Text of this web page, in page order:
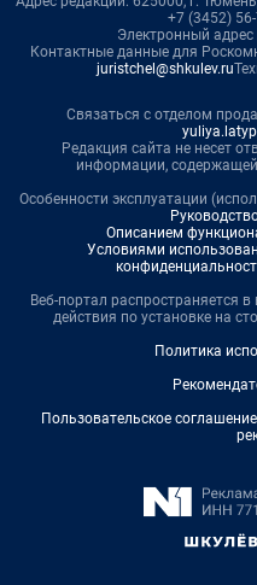
+7 (3452)
Электронный адрес
Контактные данные для
juristchel@shkulev.ru
Связаться с отделом
Редакция сайта не несет
информации,
Особенности эксплуатации
Описанием
Условиями
Веб-портал распространяется
действия по установке на
Политика
Пользовательское